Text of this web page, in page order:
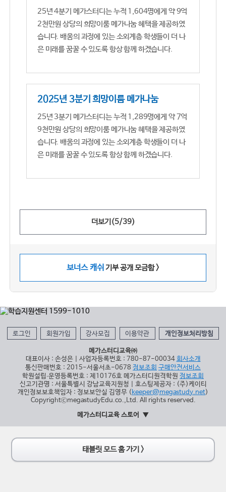
25년 4분기 메가스터디는 누적 1,604명에게 약 9억
2천만원 상당의 희망이룸 메가나눔 혜택을 제공하였
습니다. 배움의 과정에 있는 소외계층 학생들이 더 나
은 미래를 꿈꿀 수 있도록 항상 함께 하겠습니다.
2025년 3분기 희망이룸 메가나눔
25년 3분기 메가스터디는 누적 1,289명에게 약 7억
9천만원 상당의 희망이룸 메가나눔 혜택을 제공하였
습니다. 배움의 과정에 있는 소외계층 학생들이 더 나
은 미래를 꿈꿀 수 있도록 항상 함께 하겠습니다.
더보기(5/39)
보너스 캐쉬 기부 공개 모금함 >
로그인 회원가입 강사모집 이용약관 개인정보처리방침
메가스터디교육㈜
대표이사 : 손성은 | 사업자등록번호 : 780-87-00034 회사소개
통신판매번호 : 2015-서울서초-0678 정보조회 구매안전서비스
학원설립∙운영등록번호 : 제10176호 메가스터디원격학원 정보조회
신고기관명 : 서울특별시 강남교육지원청 | 호스팅제공자 : (주)케이티
개인정보보호책임자 : 정보보안실 김영무 ( keeper@megastudy.net)
CopyrightⓒmegastudyEdu.co.,Ltd. All rights reserved.
메가스터디교육 스토어
태블릿 모드 홈 가기 >